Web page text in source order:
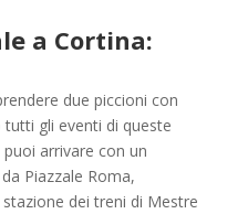
a Cortina:
due piccioni con
gli eventi di queste
arrivare con un
Piazzale Roma,
dei treni di Mestre